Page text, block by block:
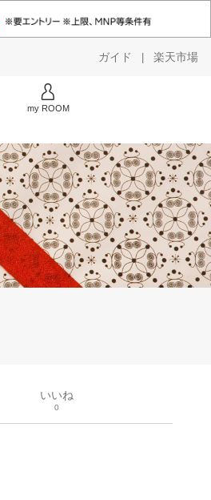
ガイド | 楽天市場
my ROOM
いいね
0